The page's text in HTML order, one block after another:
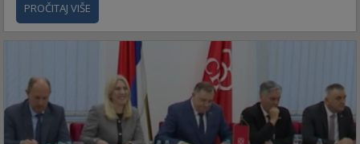
PROČITAJ VIŠE